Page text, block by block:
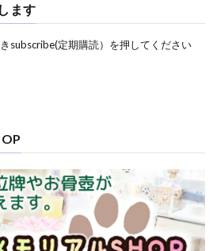
ます
subscribe(定期購読）を押してください